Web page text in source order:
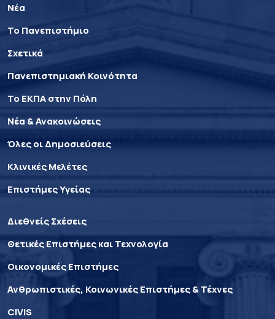
Νέα
Το Πανεπιστήμιο
Σχετικά
Πανεπιστημιακή Κοινότητα
Το ΕΚΠΑ στην Πόλη
Νέα & Ανακοινώσεις
Όλες οι Δημοσιεύσεις
Κλινικές Μελέτες
Επιστήμες Υγείας
Διεθνείς Σχέσεις
Θετικές Επιστήμες και Τεχνολογία
Οικονομικές Επιστήμες
Ανθρωπιστικές, Κοινωνικές Επιστήμες & Τέχνες
CIVIS